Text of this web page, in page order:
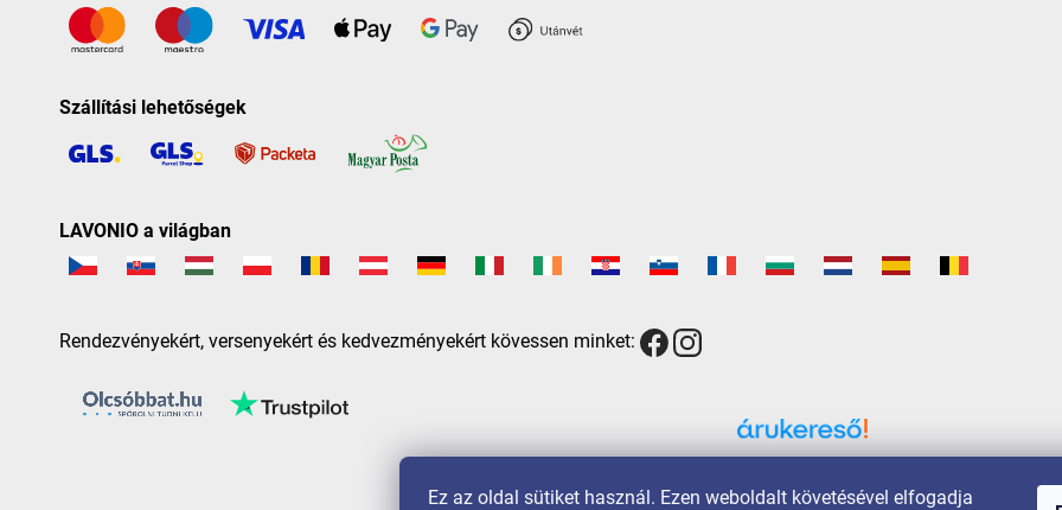
Ez az oldal sütiket használ. Ezen weboldalt követésével elfogadja
Szállítási lehetőségek
LAVONIO a világban
Rendezvényekért, versenyekért és kedvezményekért kövessen minket: